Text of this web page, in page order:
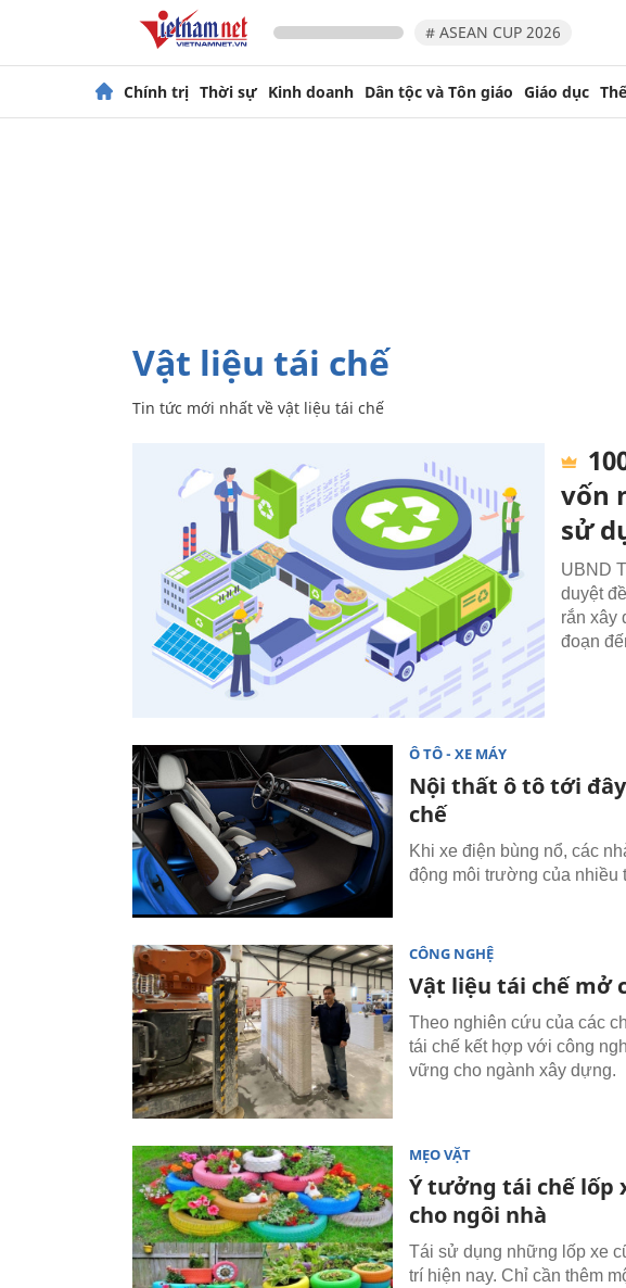
# ASEAN CUP 2026
Chính trị Thời sự Kinh doanh Dân tộc và Tôn giáo Giáo dục
vật liệu tái chế
Tin tức mới nhất về vật liệu tái chế
vốn
sử
UBND
duyệt
rắn xây
đoạn
Ô TÔ - XE MÁY
Nội thất ô tô tới
chế
Khi xe điện bùng nổ, các
động môi trường của nhiều
CÔNG NGHỆ
Vật liệu tái chế mở
Theo nghiên cứu của các
tái chế kết hợp với công
vững cho ngành xây dựng.
MẸO VẶT
Ý tưởng tái chế lốp
cho ngôi nhà
Tái sử dụng những lốp xe
trí hiện nay. Chỉ cần thêm